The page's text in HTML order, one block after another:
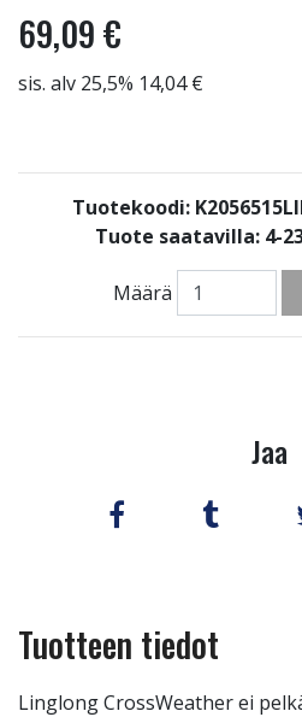
69,09 €
sis. alv 25,5% 14,04 €
Tuotekoodi:
Tuote saatavilla: 4-
Määrä
Jaa
Tuotteen tiedot
Linglong CrossWeather ei